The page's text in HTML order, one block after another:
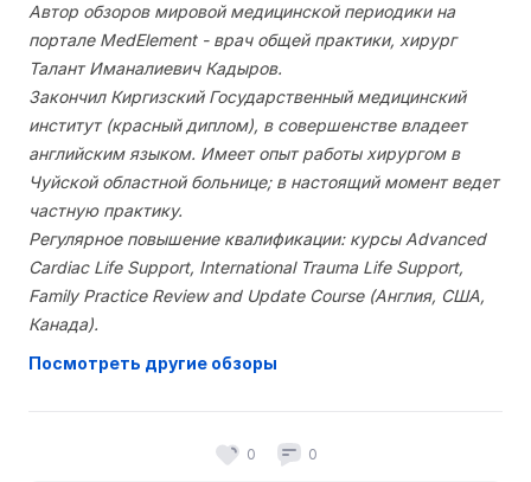
Автор обзоров мировой медицинской периодики на
портале MedElement - врач общей практики, хирург
Талант Иманалиевич Кадыров.
Закончил Киргизский Государственный медицинский
институт (красный диплом), в совершенстве владеет
английским языком. Имеет опыт работы хирургом в
Чуйской областной больнице; в настоящий момент ведет
частную практику.
Регулярное повышение квалификации: курсы Advanced
Cardiac Life Support, International Trauma Life Support,
Family Practice Review and Update Course (Англия, США,
Канада).
Посмотреть другие обзоры
0 0